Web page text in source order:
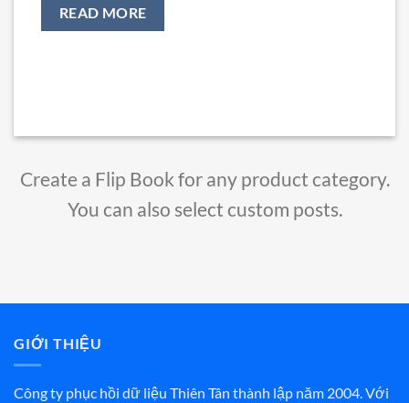
READ MORE
Create a Flip Book for any product category.
You can also select custom posts.
GIỚI THIỆU
Công ty phục hồi dữ liệu Thiên Tân thành lập năm 2004. Với